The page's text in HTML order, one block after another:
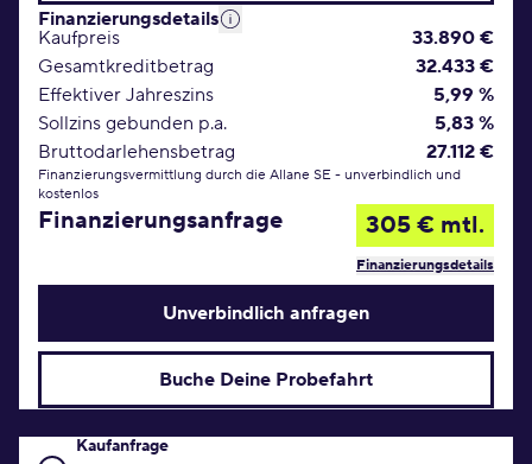
Finanzierungsdetails
Kaufpreis
33.890 €
Gesamtkreditbetrag
32.433 €
Effektiver Jahreszins
5,99 %
Sollzins gebunden p.a.
5,83 %
Bruttodarlehensbetrag
27.112 €
Finanzierungsvermittlung durch die Allane SE - unverbindlich und
kostenlos
Finanzierungsanfrage 305 € mtl.
Finanzierungsdetails
Unverbindlich anfragen
Buche Deine Probefahrt
Kaufanfrage Konditionen
Kaufanfrage